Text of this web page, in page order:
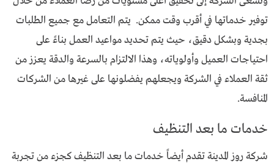
توفير خدماتها في أقرب وقت ممكن. يتم التعامل مع جميع الطلبات
بجدية وبشكل دقيق، حيث يتم تحديد مواعيد العمل بناءً على
احتياجات العميل وأولوياته، وهذا الالتزام بالسرعة والدقة يعزز من
ثقة العملاء في الشركة ويجعلهم يفضلونها على غيرها من الشركات
المنافسة.
خدمات ما بعد التنظيف
شركة روز المدينة تقدم أيضاً خدمات ما بعد التنظيف كجزء من تجربة